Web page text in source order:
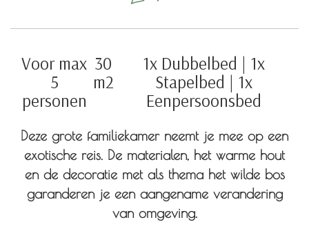
Voor max
5
personen
30
m2
1x Dubbelbed | 1x
Stapelbed | 1x
Eenpersoonsbed
Deze grote familiekamer neemt je mee op een
exotische reis. De materialen, het warme hout
en de decoratie met als thema het wilde bos
garanderen je een aangename verandering
van omgeving.